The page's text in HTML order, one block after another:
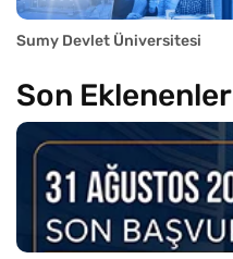
Sumy Devlet Üniversitesi
Son Eklenenler